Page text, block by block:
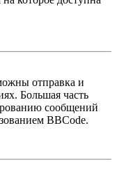
отправка и
Большая часть
сообщений
BBCode.